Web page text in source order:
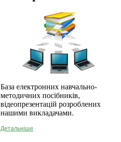
База електронних навчально-
методичних посібників,
відеопрезентацій розроблених
нашими викладачами.
Детальніше